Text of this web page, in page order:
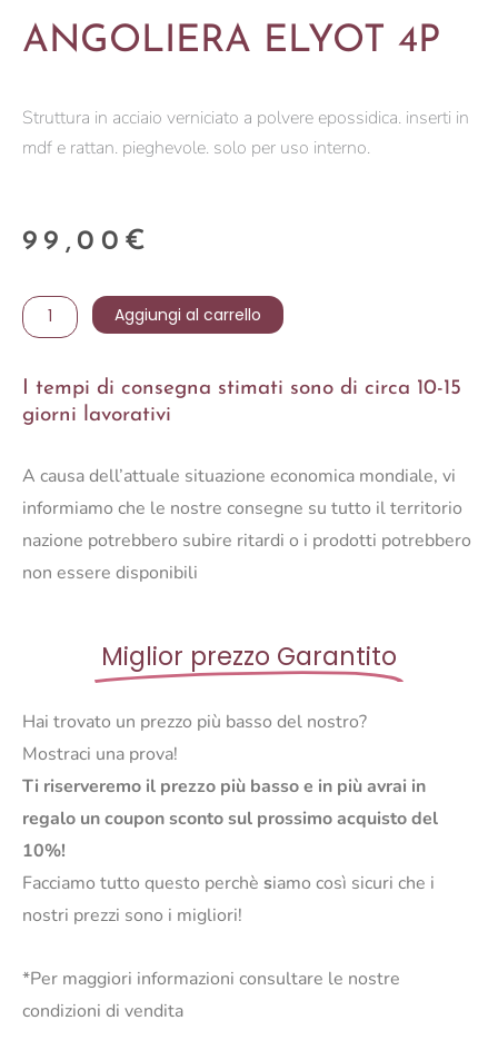
ANGOLIERA ELYOT 4P
Struttura in acciaio verniciato a polvere epossidica. inserti in
mdf e rattan. pieghevole. solo per uso interno.
99,00 €
ANGOLIERA
ELYOT
quantità
Aggiungi al carrello
I tempi di consegna stimati sono di circa 10-15
giorni lavorativi
A causa dell’attuale situazione economica mondiale, vi
informiamo che le nostre consegne su tutto il territorio
nazione potrebbero subire ritardi o i prodotti potrebbero
non essere disponibili
Miglior prezzo Garantito
Hai trovato un prezzo più basso del nostro?
Mostraci una prova!
Ti riserveremo il prezzo più basso e in più avrai in
regalo un coupon sconto sul prossimo acquisto del
10%!
Facciamo tutto questo perchè siamo così sicuri che i
nostri prezzi sono i migliori!
*Per maggiori informazioni consultare le nostre
condizioni di vendita